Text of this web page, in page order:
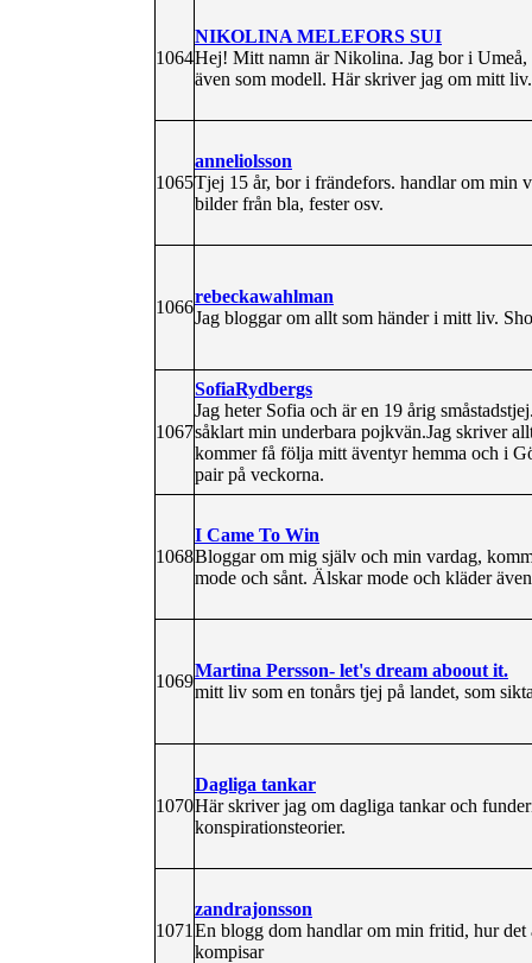
1064
NIKOLINA MELEFORS SUI
Hej! Mitt namn är Nikolina. Jag bor i Umeå,
även som modell. Här skriver jag om mitt
1065
anneliolsson
Tjej 15 år, bor i frändefors. handlar om min
bilder från bla, fester osv.
1066
rebeckawahlman
Jag bloggar om allt som händer i mitt liv.
1067
SofiaRydbergs
Jag heter Sofia och är en 19 årig
såklart min underbara pojkvän.Jag skriver
kommer få följa mitt äventyr hemma och i
pair på veckorna.
1068
I Came To Win
Bloggar om mig själv och min vardag,
mode och sånt. Älskar mode och kläder
1069
Martina Persson- let's dream aboout it.
mitt liv som en tonårs tjej på landet, som
1070
Dagliga tankar
Här skriver jag om dagliga tankar och
konspirationsteorier.
1071
zandrajonsson
En blogg dom handlar om min fritid, hur det
kompisar